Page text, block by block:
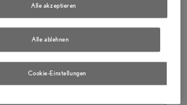
Cookie-Einstellungen
Alle ablehnen
Alle akzeptieren